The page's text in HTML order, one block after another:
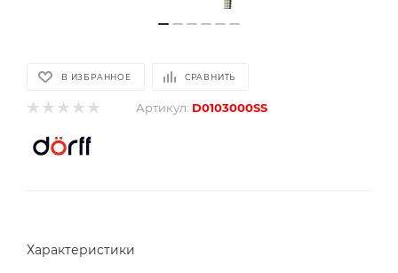
В ИЗБРАННОЕ СРАВНИТЬ
Артикул: D0103000SS
Характеристики